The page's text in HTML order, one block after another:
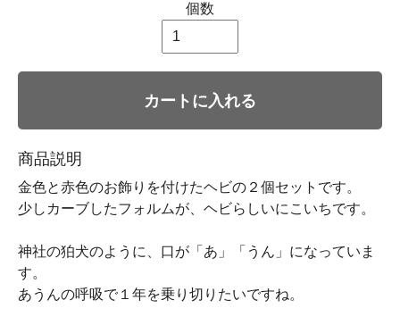
個数
カートに入れる
商品説明
金色と赤色のお飾りを付けたヘビの２個セットです。
少しカーブしたフォルムが、ヘビらしいにこいちです。
神社の狛犬のように、口が「あ」「うん」になっていま
す。
あうんの呼吸で１年を乗り切りたいですね。